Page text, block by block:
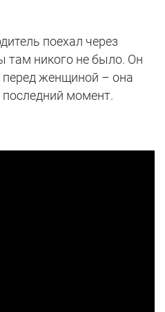
поехал через
там никого не было. Он
перед женщиной – она
момент.